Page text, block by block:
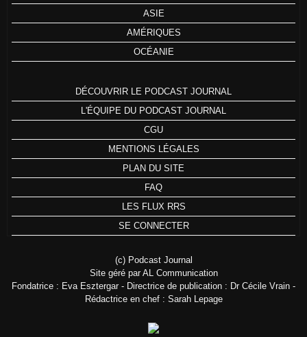
ASIE
AMÉRIQUES
OCÉANIE
DÉCOUVRIR LE PODCAST JOURNAL
L'ÉQUIPE DU PODCAST JOURNAL
CGU
MENTIONS LÉGALES
PLAN DU SITE
FAQ
LES FLUX RRS
SE CONNECTER
(c) Podcast Journal
Site géré par AL Communication
Fondatrice : Eva Esztergar - Directrice de publication : Dr Cécile Vrain -
Rédactrice en chef : Sarah Lepage